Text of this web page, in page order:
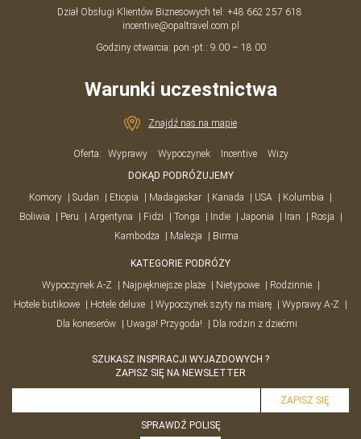
Dział Obsługi Klientów Biznesowych tel: +48 662 257 618
incentive@opaltravel.com.pl
Godziny otwarcia: pon.-pt.: 9.00 – 18.00
Warunki uczestnictwa
Znajdź nas na mapie
Oferta: Wyprawy Wypoczynek Incentive
Wizy
DOKĄD PODRÓŻUJEMY
Komory
Sudan Etiopia Madagaskar Kanada USA
Kolumbia
Boliwia
Peru Argentyna Fidżi Tonga Indie Japonia Iran
Rosja
Kambodża
Malezja Birma
KATEGORIE PODRÓŻY
Wypoczynek A-Z
Najpiękniejsze plaże Nietypowe
Rodzinnie
Hotele butikowe
Hotele deluxe Wypoczynek szyty na miarę
Wyprawy A-Z
Dla koneserów
Uwaga! Przygoda! Dla rodzin z dziećmi
SZUKASZ INSPIRACJI WYJAZDOWYCH ?
ZAPISZ SIĘ NA NEWSLETTER
SPRAWDŹ POLISĘ